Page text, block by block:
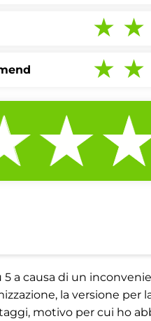
a causa di un
la versione
motivo per cui ho